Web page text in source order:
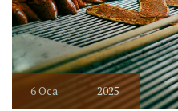
6Oca 2025